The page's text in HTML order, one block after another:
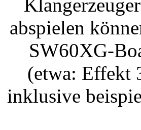
abspielen
SW60XG-
(etwa: Effekt
inklusive